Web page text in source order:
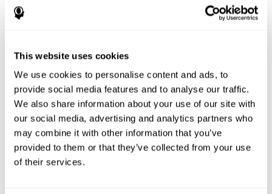
This website uses cookies
We use cookies to personalise content and ads, to
provide social media features and to analyse our traffic.
We also share information about your use of our site with
our social media, advertising and analytics partners who
may combine it with other information that you’ve
provided to them or that they’ve collected from your use
of their services.
Questionnaire. Selon leurs réponses, les utilisateurs ont été
divisés en deux groupes : les personnes âgées souffrant
L'état cognitif de chaque participant a été mesuré
individuellement à l'aide de l'outil d'évaluation et d'entraînement
cognitif en ligne de CogniFit.
Analyses
Le travail des données a été réalisé à travers l'analyse de la
variance (ANOVA) du plan bidirectionnel mixte, en utilisant le
groupe comme variable interfactorielle et le temps de réaction
comme variable intra-sujet. Un t de Student a été appliqué pour